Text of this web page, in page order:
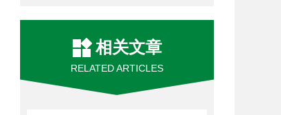
相关文章
RELATED ARTICLES